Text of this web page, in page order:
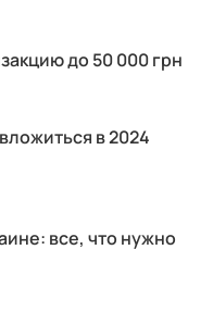
до 50 000 грн
в 2024
все, что нужно